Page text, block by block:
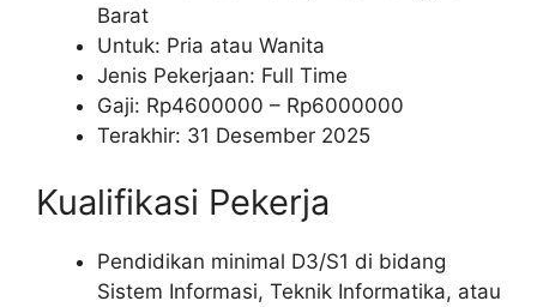
Barat
Untuk: Pria atau Wanita
Jenis Pekerjaan: Full Time
Gaji: Rp4600000 – Rp6000000
Terakhir: 31 Desember 2025
Kualifikasi Pekerja
Pendidikan minimal D3/S1 di bidang
Sistem Informasi, Teknik Informatika, atau